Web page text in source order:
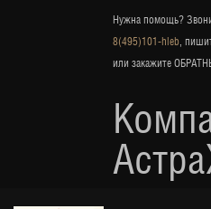
Нужна помощь?
8(495)101-hleb,
или закажите